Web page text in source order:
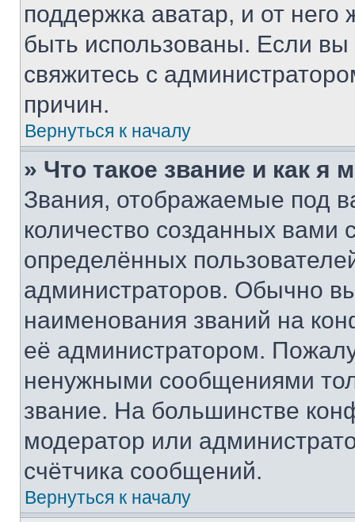
поддержка аватар, и от него
быть использованы. Если
свяжитесь с
причин.
Вернуться к началу
» Что такое звание и как я
Звания, отображаемые под
количество созданных
определённых
администраторов. Обычно
наименования званий на
её администратором.
ненужными сообщениями
звание. На большинстве
модератор или
счётчика сообщений.
Вернуться к началу